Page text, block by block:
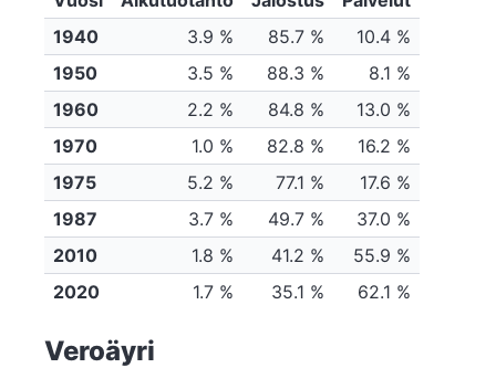
1940
3.9 % 85.7 %
10.4 %
1950
3.5 % 88.3 %
8.1 %
1960
2.2 % 84.8 %
13.0 %
1970
1.0 % 82.8 %
16.2 %
1975
5.2 % 77.1 %
17.6 %
1987
3.7 % 49.7 %
37.0 %
2010
1.8 % 41.2 %
55.9 %
2020
1.7 % 35.1 % 62.1 %
Veroäyri